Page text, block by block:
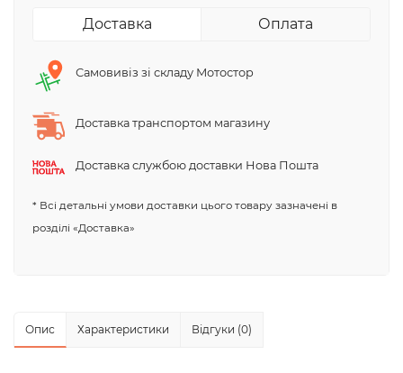
Доставка Оплата
Самовивіз зі складу Мотостор
Доставка транспортом магазину
Доставка службою доставки Нова Пошта
* Всі детальні умови доставки цього товару зазначені в
розділі «Доставка»
Опис Характеристики Відгуки (0)